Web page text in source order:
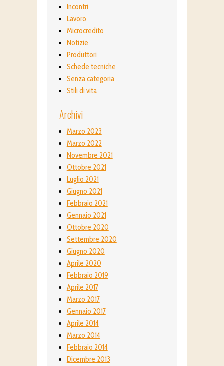
Incontri
Lavoro
Microcredito
Notizie
Produttori
Schede tecniche
Senza categoria
Stili di vita
Archivi
Marzo 2023
Marzo 2022
Novembre 2021
Ottobre 2021
Luglio 2021
Giugno 2021
Febbraio 2021
Gennaio 2021
Ottobre 2020
Settembre 2020
Giugno 2020
Aprile 2020
Febbraio 2019
Aprile 2017
Marzo 2017
Gennaio 2017
Aprile 2014
Marzo 2014
Febbraio 2014
Dicembre 2013